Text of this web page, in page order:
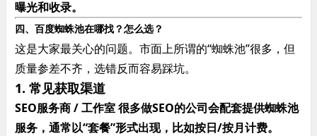
曝光和收录。
四、百度蜘蛛池在哪找？怎么选？
这是大家最关心的问题。市面上所谓的“蜘蛛池”很多，但
质量参差不齐，选错反而容易踩坑。
1. 常见获取渠道
SEO服务商 / 工作室​ 很多做SEO的公司会配套提供蜘蛛池
服务，通常以“套餐”形式出现，比如按日/按月计费。